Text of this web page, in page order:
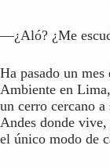
—¿Aló? ¿Me
Ha pasado un
Ambiente en
un cerro cercano
Andes donde
el único modo de